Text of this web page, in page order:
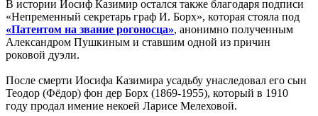
В истории Иосиф Казимир остался также благодаря подписи
«Непременный секретарь граф И. Борх», которая стояла под
«Патентом на звание рогоносца», анонимно полученным
Александром Пушкиным и ставшим одной из причин
роковой дуэли.
После смерти Иосифа Казимира усадьбу унаследовал его сын
Теодор (Фёдор) фон дер Борх (1869-1955), который в 1910
году продал имение некоей Ларисе Мелеховой.